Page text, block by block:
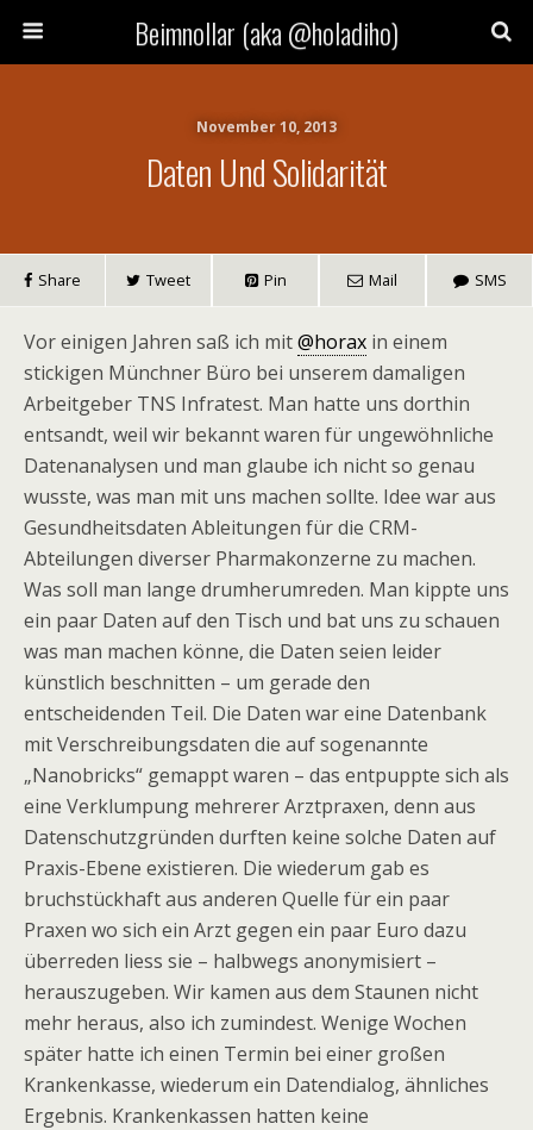
Beimnollar (aka @holadiho)
November 10, 2013
Daten Und Solidarität
Share Tweet Pin Mail SMS
Vor einigen Jahren saß ich mit@horax in einem
stickigen Münchner Büro bei unserem damaligen
Arbeitgeber TNS Infratest. Man hatte uns dorthin
entsandt, weil wir bekannt waren für ungewöhnliche
Datenanalysen und man glaube ich nicht so genau
wusste, was man mit uns machen sollte. Idee war aus
Gesundheitsdaten Ableitungen für die CRM-
Abteilungen diverser Pharmakonzerne zu machen.
Was soll man lange drumherumreden. Man kippte uns
ein paar Daten auf den Tisch und bat uns zu schauen
was man machen könne, die Daten seien leider
künstlich beschnitten – um gerade den
entscheidenden Teil. Die Daten war eine Datenbank
mit Verschreibungsdaten die auf sogenannte
„Nanobricks“ gemappt waren – das entpuppte sich als
eine Verklumpung mehrerer Arztpraxen, denn aus
Datenschutzgründen durften keine solche Daten auf
Praxis-Ebene existieren. Die wiederum gab es
bruchstückhaft aus anderen Quelle für ein paar
Praxen wo sich ein Arzt gegen ein paar Euro dazu
überreden liess sie – halbwegs anonymisiert –
herauszugeben. Wir kamen aus dem Staunen nicht
mehr heraus, also ich zumindest. Wenige Wochen
später hatte ich einen Termin bei einer großen
Krankenkasse, wiederum ein Datendialog, ähnliches
Ergebnis. Krankenkassen hatten keine